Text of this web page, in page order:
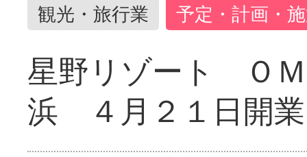
観光・旅行業 予定・計画・
星野リゾート Ｏ
浜 ４月２１日開業